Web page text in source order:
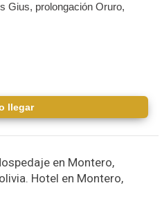
Gius, prolongación Oruro,
llegar
en Montero,
Hotel en Montero,